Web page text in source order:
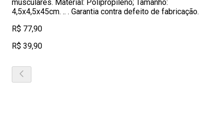
musculares. Material: Polipropileno; Tamanho:
4,5x4,5x45cm. .. . Garantia contra defeito de fabricação.
R$ 77,90
R$ 39,90